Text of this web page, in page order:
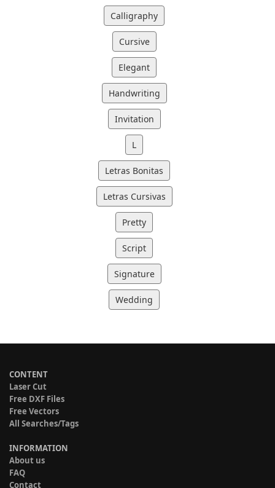
Calligraphy
Cursive
Elegant
Handwriting
Invitation
L
Letras Bonitas
Letras Cursivas
Pretty
Script
Signature
Wedding
CONTENT
Laser Cut
Free DXF Files
Free Vectors
All Searches/Tags
INFORMATION
About us
FAQ
Contact